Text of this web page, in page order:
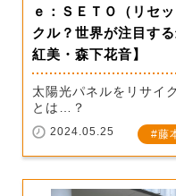
ｅ：ＳＥＴＯ（リセ
クル？世界が注目す
紅美・森下花音】
太陽光パネルをリサイ
とは…？
2024.05.25 藤